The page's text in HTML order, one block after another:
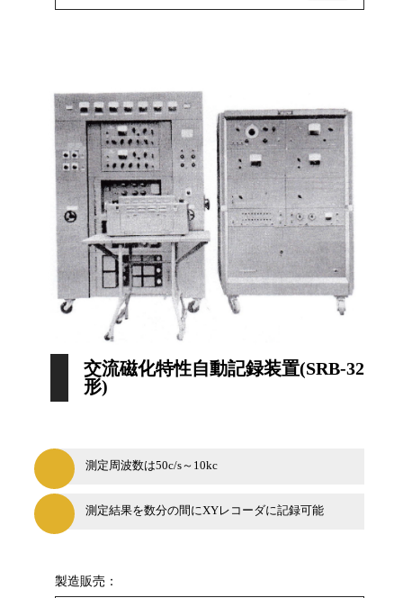
交流磁化特性自動記録装置(SRB-32
形)
測定周波数は50c/s～10kc
測定結果を数分の間にXYレコーダに記録可能
製造販売：